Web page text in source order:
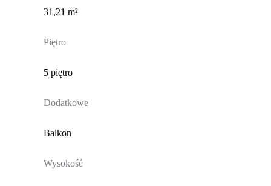
31,21 m²
Piętro
5 piętro
Dodatkowe
Balkon
Wysokość